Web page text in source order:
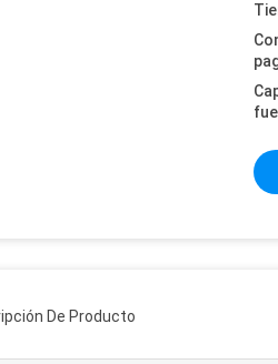
De Producto